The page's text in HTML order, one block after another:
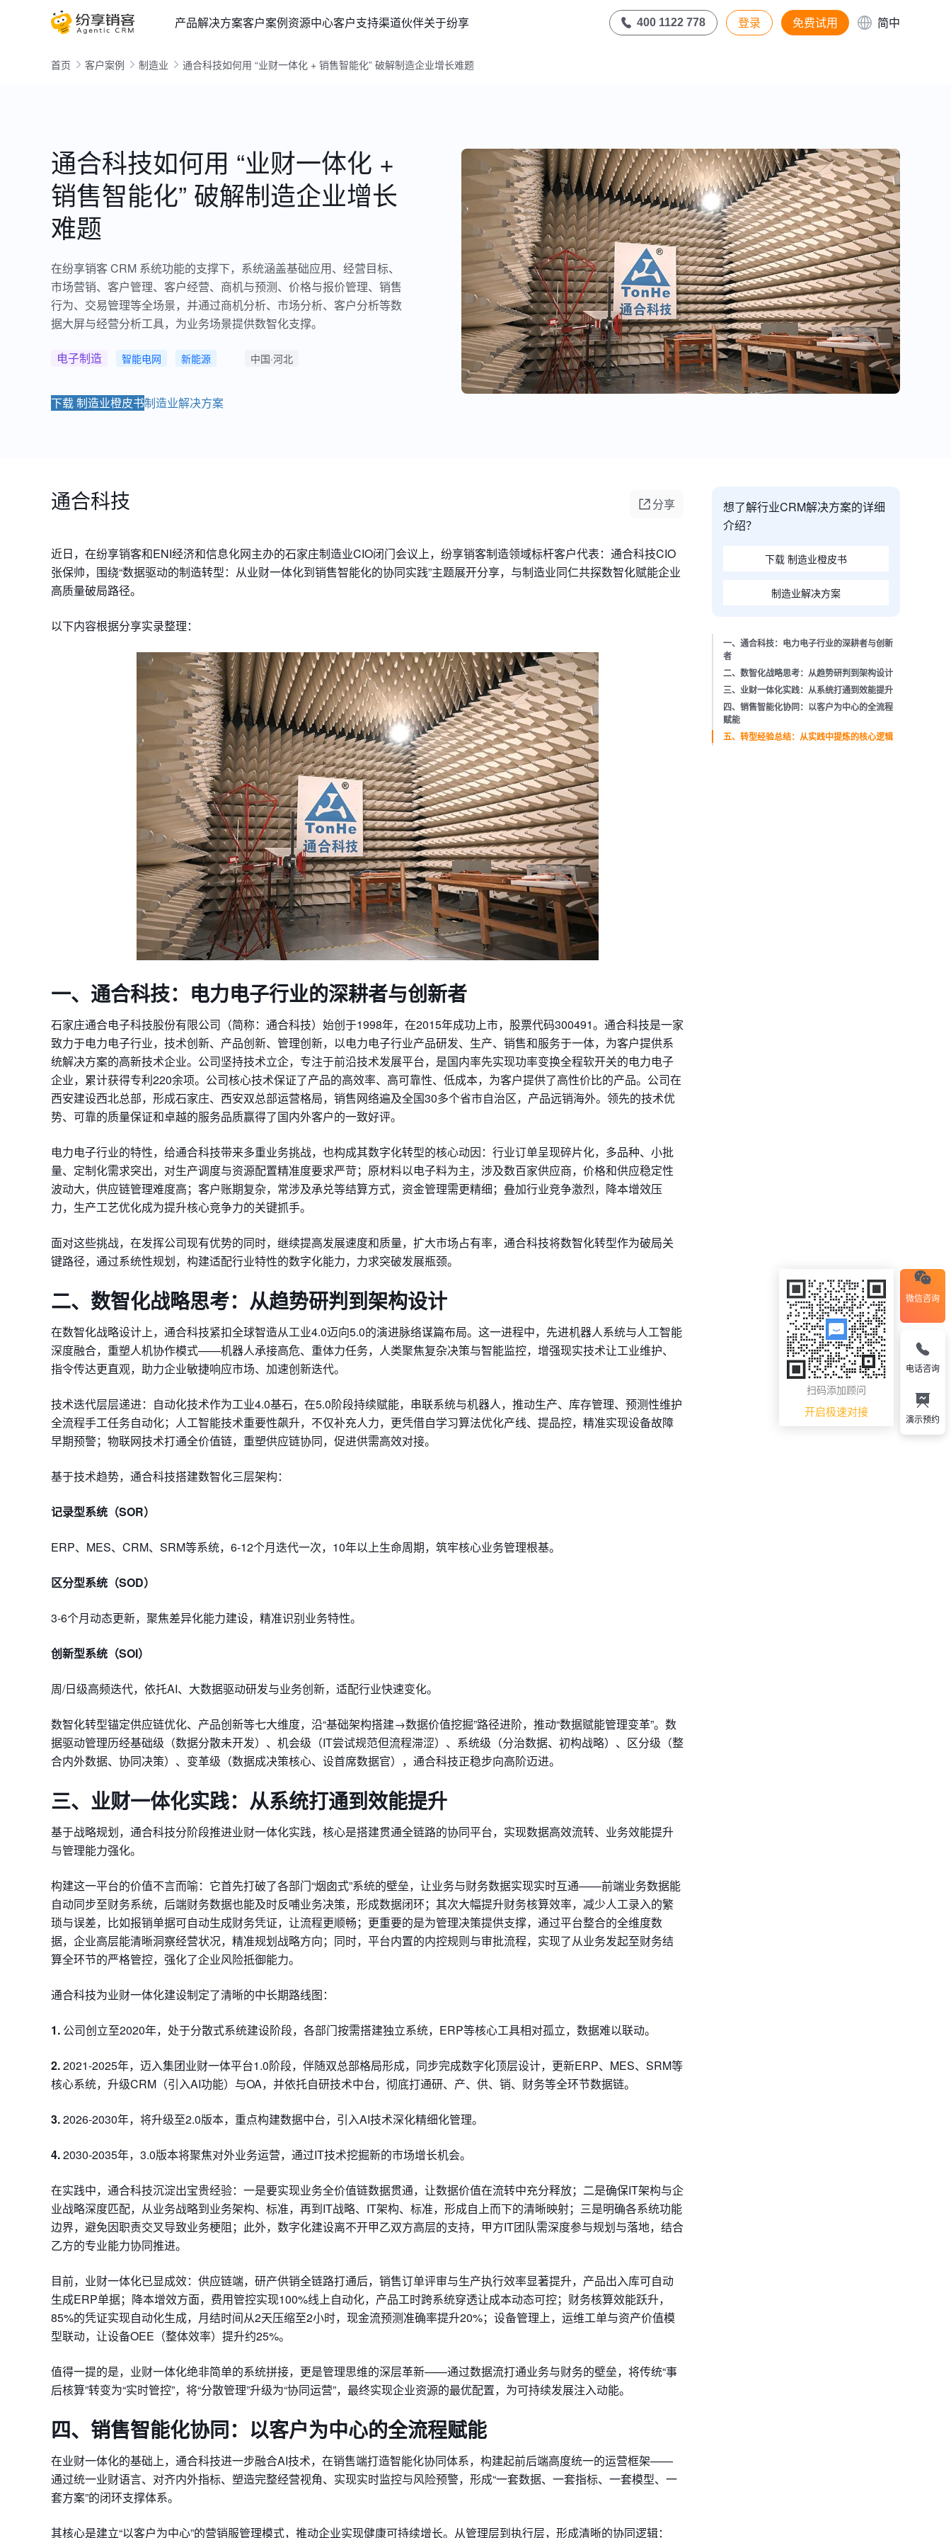
产品解决方案客户案例资源中心客户支持渠道伙伴关于纷享 400 1122 778 登录 免费试用 简中
首页 客户案例 制造业 通合科技如何用 “业财一体化 + 销售智能化” 破解制造企业增长难题
通合科技如何用 “业财一体化 +
销售智能化” 破解制造企业增长
难题
在纷享销客 CRM 系统功能的支撑下，系统涵盖基础应用、经营目标、
市场营销、客户管理、客户经营、商机与预测、价格与报价管理、销售
行为、交易管理等全场景，并通过商机分析、市场分析、客户分析等数
据大屏与经营分析工具，为业务场景提供数智化支撑。
电子制造 智能电网 新能源 中国·河北
下载 制造业橙皮书制造业解决方案
通合科技 分享
近日，在纷享销客和ENI经济和信息化网主办的石家庄制造业CIO闭门会议上，纷享销客制造领域标杆客户代表：通合科技CIO
张保帅，围绕“数据驱动的制造转型：从业财一体化到销售智能化的协同实践”主题展开分享，与制造业同仁共探数智化赋能企业
高质量破局路径。
以下内容根据分享实录整理：
一、 通合科技： 电力电子行业的深耕者与创新者
石家庄通合电子科技股份有限公司（简称：通合科技）始创于1998年，在2015年成功上市，股票代码300491。通合科技是一家
致力于电力电子行业，技术创新、产品创新、管理创新，以电力电子行业产品研发、生产、销售和服务于一体，为客户提供系
统解决方案的高新技术企业。公司坚持技术立企，专注于前沿技术发展平台，是国内率先实现功率变换全程软开关的电力电子
企业，累计获得专利220余项。公司核心技术保证了产品的高效率、高可靠性、低成本，为客户提供了高性价比的产品。公司在
西安建设西北总部，形成石家庄、西安双总部运营格局，销售网络遍及全国30多个省市自治区，产品远销海外。领先的技术优
势、可靠的质量保证和卓越的服务品质赢得了国内外客户的一致好评。
电力电子行业的特性，给通合科技带来多重业务挑战，也构成其数字化转型的核心动因：行业订单呈现碎片化，多品种、小批
量、定制化需求突出，对生产调度与资源配置精准度要求严苛；原材料以电子料为主，涉及数百家供应商，价格和供应稳定性
波动大，供应链管理难度高；客户账期复杂，常涉及承兑等结算方式，资金管理需更精细；叠加行业竞争激烈，降本增效压
力，生产工艺优化成为提升核心竞争力的关键抓手。
面对这些挑战，在发挥公司现有优势的同时，继续提高发展速度和质量，扩大市场占有率，通合科技将数智化转型作为破局关
键路径，通过系统性规划，构建适配行业特性的数字化能力，力求突破发展瓶颈。
二、 数智化战略思考： 从趋势研判到架构设计
在数智化战略设计上，通合科技紧扣全球智造从工业4.0迈向5.0的演进脉络谋篇布局。这一进程中，先进机器人系统与人工智能
深度融合，重塑人机协作模式——机器人承接高危、重体力任务，人类聚焦复杂决策与智能监控，增强现实技术让工业维护、
指令传达更直观，助力企业敏捷响应市场、加速创新迭代。
技术迭代层层递进：自动化技术作为工业4.0基石，在5.0阶段持续赋能，串联系统与机器人，推动生产、库存管理、预测性维护
全流程手工任务自动化；人工智能技术重要性飙升，不仅补充人力，更凭借自学习算法优化产线、提品控，精准实现设备故障
早期预警；物联网技术打通全价值链，重塑供应链协同，促进供需高效对接。
基于技术趋势，通合科技搭建数智化三层架构：
记录型系统（SOR）
ERP、MES、CRM、 SRM等系统，6-12个月迭代一次，10年以上生命周期，筑牢核心业务管理根基。
区分型系统（SOD）
3-6个月动态更新，聚焦差异化能力建设，精准识别业务特性。
创新型系统（SOI）
周/日级高频迭代，依托AI、大数据驱动研发与业务创新，适配行业快速变化。
数智化转型锚定供应链优化、产品创新等七大维度，沿“基础架构搭建→数据价值挖掘”路径进阶，推动“数据赋能管理变革”。数
据驱动管理历经基础级（数据分散未开发）、机会级（IT尝试规范但流程滞涩）、系统级（分治数据、初构战略）、区分级（整
合内外数据、协同决策）、变革级（数据成决策核心、设首席数据官），通合科技正稳步向高阶迈进。
三、 业财一体化实践： 从系统打通到效能提升
基于战略规划，通合科技分阶段推进业财一体化实践，核心是搭建贯通全链路的协同平台，实现数据高效流转、业务效能提升
与管理能力强化。
构建这一平台的价值不言而喻：它首先打破了各部门“烟囱式”系统的壁垒，让业务与财务数据实现实时互通——前端业务数据能
自动同步至财务系统，后端财务数据也能及时反哺业务决策，形成数据闭环；其次大幅提升财务核算效率，减少人工录入的繁
琐与误差，比如报销单据可自动生成财务凭证，让流程更顺畅；更重要的是为管理决策提供支撑，通过平台整合的全维度数
据，企业高层能清晰洞察经营状况，精准规划战略方向；同时，平台内置的内控规则与审批流程，实现了从业务发起至财务结
算全环节的严格管控，强化了企业风险抵御能力。
通合科技为业财一体化建设制定了清晰的中长期路线图：
1. 公司创立至2020年，处于分散式系统建设阶段，各部门按需搭建独立系统，ERP等核心工具相对孤立，数据难以联动。
2.2021-2025年，迈入集团业财一体平台1.0阶段，伴随双总部格局形成，同步完成数字化顶层设计，更新ERP、MES、SRM等
核心系统，升级CRM（引入AI功能）与OA，并依托自研技术中台，彻底打通研、产、供、销、财务等全环节数据链。
3.2026-2030年，将升级至2.0版本，重点构建数据中台，引入AI技术深化精细化管理。
4.2030-2035年，3.0版本将聚焦对外业务运营，通过IT技术挖掘新的市场增长机会。
在实践中，通合科技沉淀出宝贵经验：一是要实现业务全价值链数据贯通，让数据价值在流转中充分释放；二是确保IT架构与企
业战略深度匹配，从业务战略到业务架构、标准，再到IT战略、IT架构、标准，形成自上而下的清晰映射；三是明确各系统功能
边界，避免因职责交叉导致业务梗阻；此外，数字化建设离不开甲乙双方高层的支持，甲方IT团队需深度参与规划与落地，结合
乙方的专业能力协同推进。
目前，业财一体化已显成效：供应链端，研产供销全链路打通后，销售订单评审与生产执行效率显著提升，产品出入库可自动
生成ERP单据；降本增效方面，费用管控实现100%线上自动化，产品工时跨系统穿透让成本动态可控；财务核算效能跃升，
85%的凭证实现自动化生成，月结时间从2天压缩至2小时，现金流预测准确率提升20%；设备管理上，运维工单与资产价值模
型联动，让设备OEE （整体效率）提升约25%。
值得一提的是，业财一体化绝非简单的系统拼接，更是管理思维的深层革新——通过数据流打通业务与财务的壁垒，将传统“事
后核算”转变为“实时管控”，将“分散管理”升级为“协同运营”，最终实现企业资源的最优配置，为可持续发展注入动能。
四、 销售智能化协同： 以客户为中心的全流程赋能
在业财一体化的基础上，通合科技进一步融合AI技术，在销售端打造智能化协同体系，构建起前后端高度统一的运营框架——
通过统一业财语言、对齐内外指标、塑造完整经营视角、实现实时监控与风险预警，形成“一套数据、一套指标、一套模型、一
套方案”的闭环支撑体系。
其核心是建立“以客户为中心”的营销服管理模式，推动企业实现健康可持续增长。从管理层到执行层，形成清晰的协同逻辑：
想了解行业CRM解决方案的详细
介绍？
下载 制造业橙皮书
制造业解决方案
一、通合科技：电力电子行业的深耕者与创新
者
二、数智化战略思考：从趋势研判到架构设计
三、业财一体化实践：从系统打通到效能提升
四、销售智能化协同：以客户为中心的全流程
赋能
五、转型经验总结：从实践中提炼的核心逻辑
微信咨询
扫码添加顾问
开启极速对接
电话咨询
演示预约